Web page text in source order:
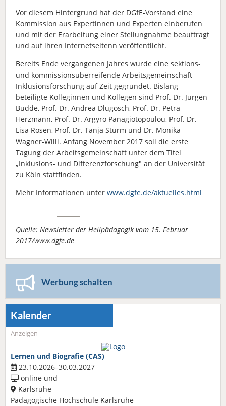
Vor diesem Hintergrund hat der DGfE-Vorstand eine
Kommission aus Expertinnen und Experten einberufen
und mit der Erarbeitung einer Stellungnahme beauftragt
und auf ihren Internetseitenn veröffentlicht.
Bereits Ende vergangenen Jahres wurde eine sektions-
und kommissionsüberreifende Arbeitsgemeinschaft
Inklusionsforschung auf Zeit gegründet. Bislang
beteiligte Kolleginnen und Kollegen sind Prof. Dr. Jürgen
Budde, Prof. Dr. Andrea Dlugosch, Prof. Dr. Petra
Herzmann, Prof. Dr. Argyro Panagiotopoulou, Prof. Dr.
Lisa Rosen, Prof. Dr. Tanja Sturm und Dr. Monika
Wagner-Willi. Anfang November 2017 soll die erste
Tagung der Arbeitsgemeinschaft unter dem Titel
„Inklusions- und Differenzforschung" an der Universität
zu Köln stattfinden.
Mehr Informationen unter www.dgfe.de/aktuelles.html
Quelle: Newsletter der Heilpädagogik vom 15. Februar
2017/www.dgfe.de
Werbung schalten
Kalender
Anzeigen
Lernen und Biografie (CAS)
23.10.2026–30.03.2027
online und
Karlsruhe
Pädagogische Hochschule Karlsruhe